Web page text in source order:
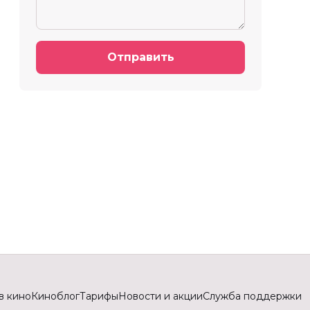
Отправить
киноКиноблогТарифыНовости и акцииСлужба поддержки